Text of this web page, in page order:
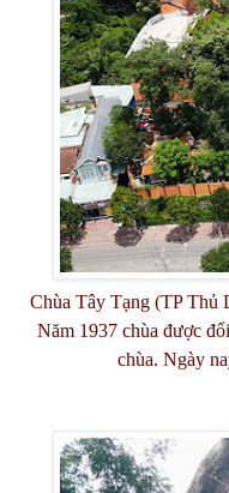
Chùa Tây Tạng (TP Thủ
Năm 1937 chùa được
chùa. Ngày